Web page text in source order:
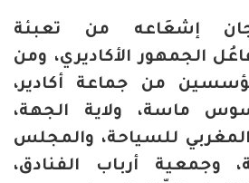
إشعَاعه من تعبئة
الجمهور الأكاديري، ومن
من جماعة أكادير،
ماسة، ولاية الجهة،
للسياحة، والمجلس
وجمعية أرباب الفنادق،